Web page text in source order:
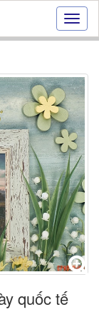
Hiệu
ứng
|
Tạo
đẹp
trực
tuyến,
tạo
ảnh
online
quốc tế